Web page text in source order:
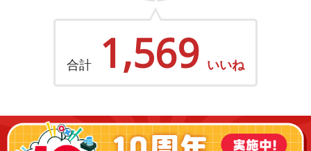
合計 1,569 いいね